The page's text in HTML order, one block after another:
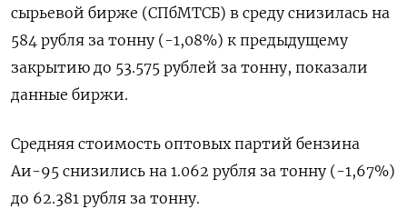
сырьевой бирже (СПбМТСБ) в среду снизилась на
584 рубля за тонну (-1,08%) к предыдущему
закрытию до 53.575 рублей за тонну, показали
данные биржи.
Средняя стоимость оптовых партий бензина
Аи-95 снизились на 1.062 рубля за тонну (-1,67%)
до 62.381 рубля за тонну.